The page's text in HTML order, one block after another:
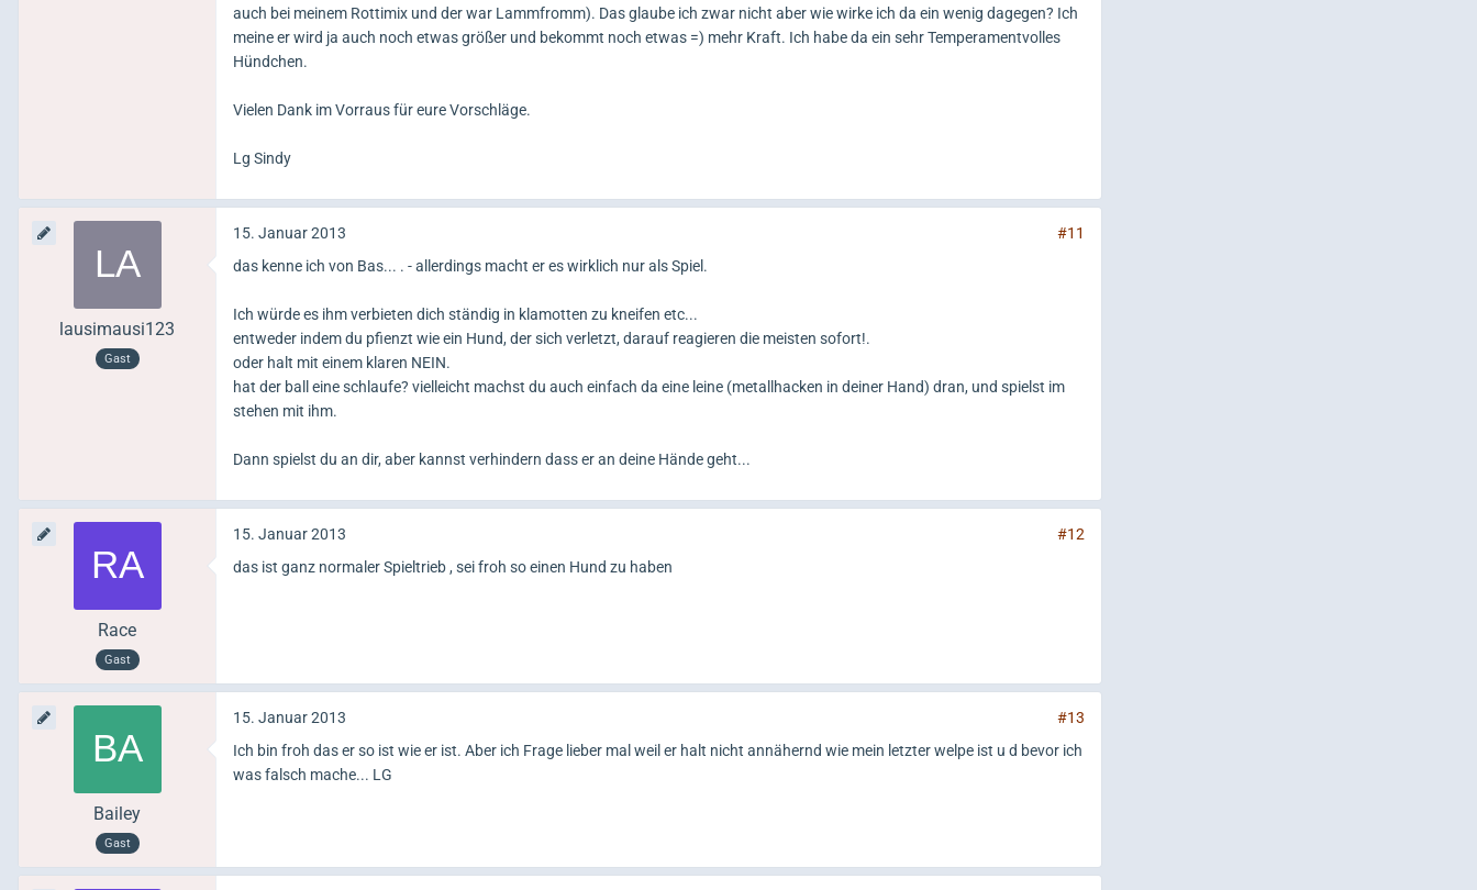
auch bei meinem Rottimix und der war Lammfromm). Das glaube ich zwar nicht aber wie wirke ich da ein wenig dagegen? Ich
meine er wird ja auch noch etwas größer und bekommt noch etwas =) mehr Kraft. Ich habe da ein sehr Temperamentvolles
Hündchen.
Vielen Dank im Vorraus für eure Vorschläge.
Lg Sindy
lausimausi123
Gast
15. Januar 2013
#11
das kenne ich von Bas... . - allerdings macht er es wirklich nur als Spiel.
Ich würde es ihm verbieten dich ständig in klamotten zu kneifen etc...
entweder indem du pfienzt wie ein Hund, der sich verletzt, darauf reagieren die meisten sofort!.
oder halt mit einem klaren NEIN.
hat der ball eine schlaufe? vielleicht machst du auch einfach da eine leine (metallhacken in deiner Hand) dran, und spielst im
stehen mit ihm.
Dann spielst du an dir, aber kannst verhindern dass er an deine Hände geht...
Race
Gast
15. Januar 2013
#12
das ist ganz normaler Spieltrieb , sei froh so einen Hund zu haben
Bailey
Gast
15. Januar 2013
#13
Ich bin froh das er so ist wie er ist. Aber ich Frage lieber mal weil er halt nicht annähernd wie mein letzter welpe ist u d bevor ich
was falsch mache... LG